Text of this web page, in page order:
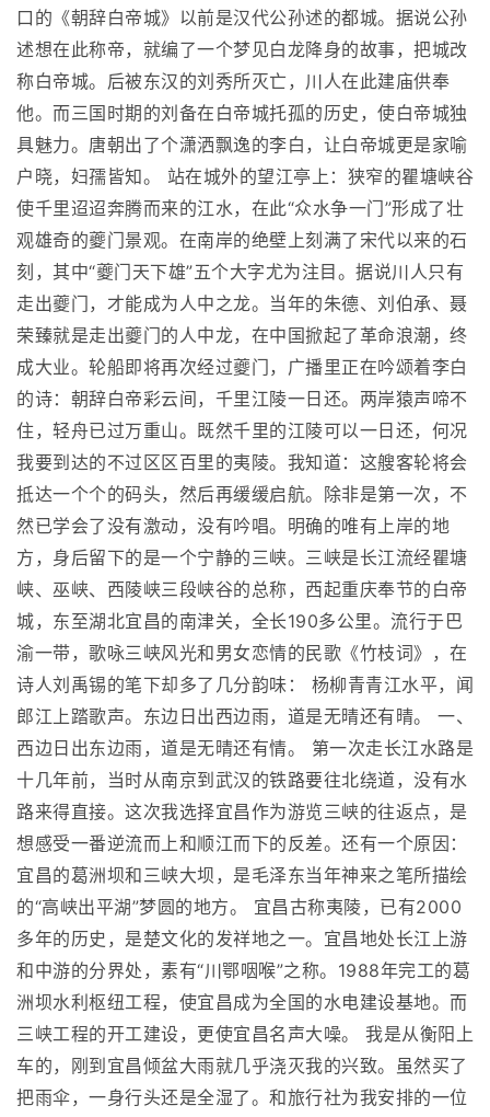
口的《朝辞白帝城》以前是汉代公孙述的都城。据说公孙
述想在此称帝，就编了一个梦见白龙降身的故事，把城改
称白帝城。后被东汉的刘秀所灭亡，川人在此建庙供奉
他。而三国时期的刘备在白帝城托孤的历史，使白帝城独
具魅力。唐朝出了个潇洒飘逸的李白，让白帝城更是家喻
户晓，妇孺皆知。 站在城外的望江亭上：狭窄的瞿塘峡谷
使千里迢迢奔腾而来的江水，在此“众水争一门”形成了壮
观雄奇的夔门景观。在南岸的绝壁上刻满了宋代以来的石
刻，其中“夔门天下雄”五个大字尤为注目。据说川人只有
走出夔门，才能成为人中之龙。当年的朱德、刘伯承、聂
荣臻就是走出夔门的人中龙，在中国掀起了革命浪潮，终
成大业。轮船即将再次经过夔门，广播里正在吟颂着李白
的诗：朝辞白帝彩云间，千里江陵一日还。两岸猿声啼不
住，轻舟已过万重山。既然千里的江陵可以一日还，何况
我要到达的不过区区百里的夷陵。我知道：这艘客轮将会
抵达一个个的码头，然后再缓缓启航。除非是第一次，不
然已学会了没有激动，没有吟唱。明确的唯有上岸的地
方，身后留下的是一个宁静的三峡。三峡是长江流经瞿塘
峡、巫峡、西陵峡三段峡谷的总称，西起重庆奉节的白帝
城，东至湖北宜昌的南津关，全长190多公里。流行于巴
渝一带，歌咏三峡风光和男女恋情的民歌《竹枝词》，在
诗人刘禹锡的笔下却多了几分韵味： 杨柳青青江水平，闻
郎江上踏歌声。东边日出西边雨，道是无晴还有晴。 一、
西边日出东边雨，道是无晴还有情。 第一次走长江水路是
十几年前，当时从南京到武汉的铁路要往北绕道，没有水
路来得直接。这次我选择宜昌作为游览三峡的往返点，是
想感受一番逆流而上和顺江而下的反差。还有一个原因：
宜昌的葛洲坝和三峡大坝，是毛泽东当年神来之笔所描绘
的“高峡出平湖”梦圆的地方。 宜昌古称夷陵，已有2000
多年的历史，是楚文化的发祥地之一。宜昌地处长江上游
和中游的分界处，素有“川鄂咽喉”之称。1988年完工的葛
洲坝水利枢纽工程，使宜昌成为全国的水电建设基地。而
三峡工程的开工建设，更使宜昌名声大噪。 我是从衡阳上
车的，刚到宜昌倾盆大雨就几乎浇灭我的兴致。虽然买了
把雨伞，一身行头还是全湿了。和旅行社为我安排的一位